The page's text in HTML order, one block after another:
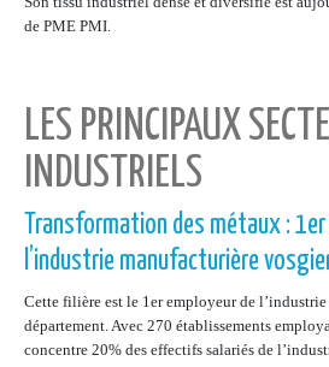
de PME PMI.
LES PRINCIPAUX
INDUSTRIELS
Transformation des métaux :
l’industrie manufacturière
Cette filière est le 1er employeur de
département. Avec 270 établissements
concentre 20% des effectifs salariés de